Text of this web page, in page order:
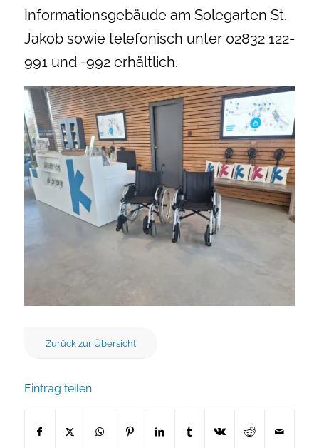
Informationsgebäude am Solegarten St.
Jakob sowie telefonisch unter 02832 122-
991 und -992 erhältlich.
Zurück zur Übersicht
Eintrag teilen